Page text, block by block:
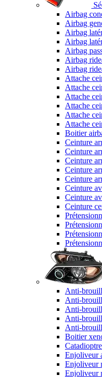
Airbag
Airbag
Airbag
Airbag
Airbag
Airbag
Airbag
Attache
Attache
Attache
Attache
Attache
Attache
Boitier
Ceinture
Ceinture
Ceinture
Ceinture
Ceinture
Ceinture
Ceinture
Ceinture
Anti-
Anti-
Anti-
Anti-
Anti-
Boitier
Enjoliveur
Enjoliveur
Enjoliveur